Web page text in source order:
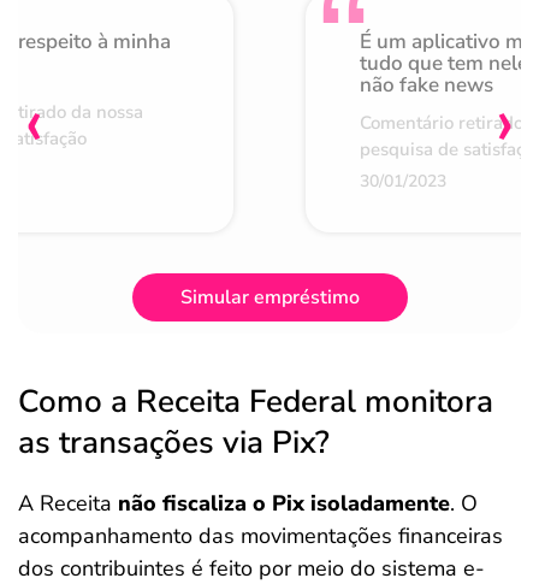
respeito à minha
da nossa
É um aplicativo
tudo que tem nele
não fake news
Comentário retirado
pesquisa de
30/01/2023
‹ ›
Simular empréstimo
Como a Receita Federal monitora
as transações via Pix?
A Receita não fiscaliza o Pix isoladamente. O
acompanhamento das movimentações financeiras
dos contribuintes é feito por meio do sistema e-